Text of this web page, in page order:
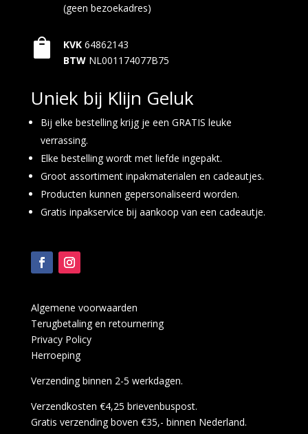
(geen bezoekadres)
 KVK 64862143
BTW NL001174077B75
Uniek bij Klijn Geluk
Bij elke bestelling krijg je een GRATIS leuke
verrassing.
Elke bestelling wordt met liefde ingepakt.
Groot assortiment inpakmaterialen en cadeautjes.
Producten kunnen gepersonaliseerd worden.
Gratis inpakservice bij aankoop van een cadeautje.
Algemene voorwaarden
Terugbetaling en retournering
Privacy Policy
Herroeping
Verzending binnen 2-5 werkdagen.
Verzendkosten €4,25 brievenbuspost.
Gratis verzending boven €35,- binnen Nederland.